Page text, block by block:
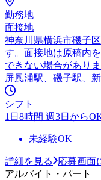
勤務地
面接地
神奈川県横浜市磯子
す。面接地は原稿内
できない場合があり
屏風浦駅、磯子駅、
シフト
1日8時間 週3日から
未経験OK
詳細を見る
応募画面
アルバイト・パート